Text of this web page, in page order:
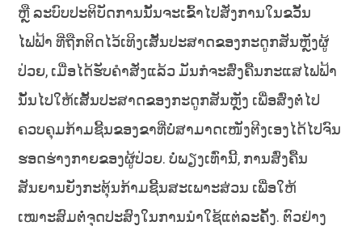
ຫຼື ລະບົບປະຕິບັດການນັ້ນຈະເຂົ້າໄປສັ່ງການໃນຂວັ້ນ
ໄຟຟ້າ ທີ່ຖືກຕິດໄວ້ເທິງເສັ້ນປະສາດຂອງກະດູກສັນຫຼັງຜູ້
ປ່ວຍ, ເມື່ອໄດ້ຮັບຄຳສັ່ງແລ້ວ ມັນກໍຈະສົ່ງຄື້ນກະແສໄຟຟ້າ
ນັ້ນໄປໃຫ້ເສັ້ນປະສາດຂອງກະດູກສັນຫຼັງ ເພື່ອສົ່ງຕໍ່ໄປ
ຄວບຄຸມກ້າມຊີ້ນຂອງຂາທີ່ບໍ່ສາມາດເໜັງຕີງເອງໄດ້ໄປຈົນ
ຮອດຮ່າງກາຍຂອງຜູ້ປ່ວຍ. ບໍ່ພຽງເທົ່ານີ້, ການສົ່ງຄື້ນ
ສັນຍານຍັງກະຕຸ້ນກ້າມຊີ້ນສະເພາະສ່ວນ ເພື່ອໃຫ້
ເໝາະສົມຕໍ່ຈຸດປະສົງໃນການນຳໃຊ້ແຕ່ລະຄັ້ງ. ຕົວຢ່າງ